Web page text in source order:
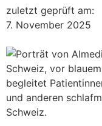
zuletzt geprüft am:
7. November 2025